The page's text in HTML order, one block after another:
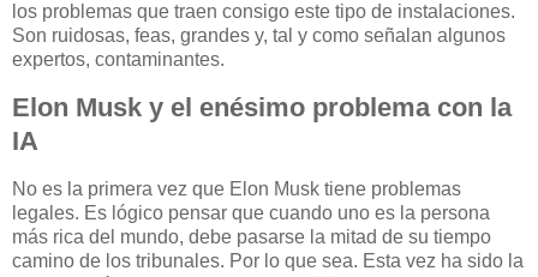
los problemas que traen consigo este tipo de instalaciones.
Son ruidosas, feas, grandes y, tal y como señalan algunos
expertos, contaminantes.
Elon Musk y el enésimo problema con la
IA
No es la primera vez que Elon Musk tiene problemas
legales. Es lógico pensar que cuando uno es la persona
más rica del mundo, debe pasarse la mitad de su tiempo
camino de los tribunales. Por lo que sea. Esta vez ha sido la